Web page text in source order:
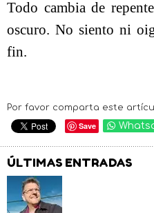
Todo cambia de
oscuro. No siento ni
fin.
Por favor comparta este
Save
ÚLTIMAS ENTRADAS